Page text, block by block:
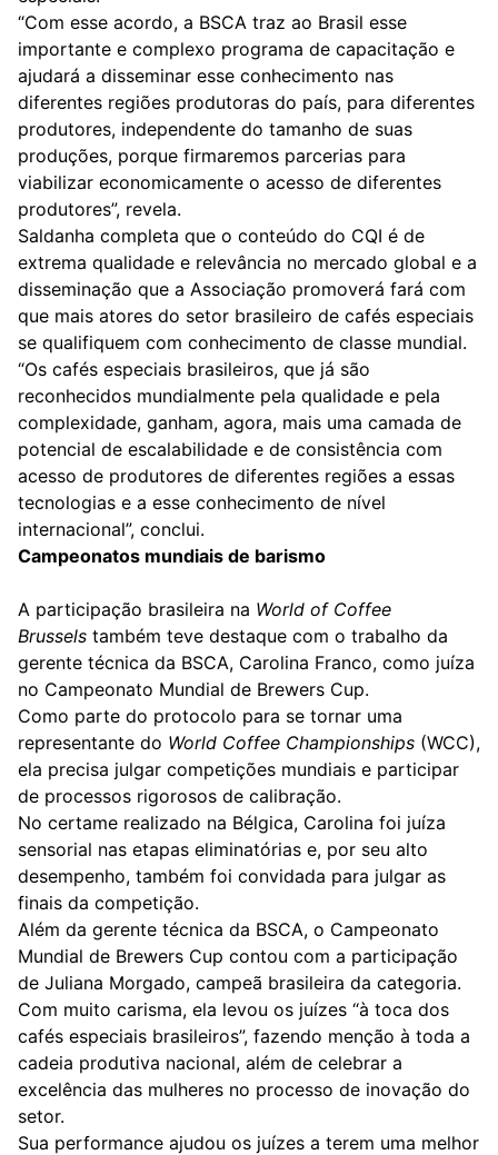
“Com esse acordo, a BSCA traz ao Brasil esse
importante e complexo programa de capacitação e
ajudará a disseminar esse conhecimento nas
diferentes regiões produtoras do país, para diferentes
produtores, independente do tamanho de suas
produções, porque firmaremos parcerias para
viabilizar economicamente o acesso de diferentes
produtores”, revela.
Saldanha completa que o conteúdo do CQI é de
extrema qualidade e relevância no mercado global e a
disseminação que a Associação promoverá fará com
que mais atores do setor brasileiro de cafés especiais
se qualifiquem com conhecimento de classe mundial.
“Os cafés especiais brasileiros, que já são
reconhecidos mundialmente pela qualidade e pela
complexidade, ganham, agora, mais uma camada de
potencial de escalabilidade e de consistência com
acesso de produtores de diferentes regiões a essas
tecnologias e a esse conhecimento de nível
internacional”, conclui.
Campeonatos mundiais de barismo
A participação brasileira na World of Coffee
Brussels também teve destaque com o trabalho da
gerente técnica da BSCA, Carolina Franco, como juíza
no Campeonato Mundial de Brewers Cup.
Como parte do protocolo para se tornar uma
representante do World Coffee Championships (WCC),
ela precisa julgar competições mundiais e participar
de processos rigorosos de calibração.
No certame realizado na Bélgica, Carolina foi juíza
sensorial nas etapas eliminatórias e, por seu alto
desempenho, também foi convidada para julgar as
finais da competição.
Além da gerente técnica da BSCA, o Campeonato
Mundial de Brewers Cup contou com a participação
de Juliana Morgado, campeã brasileira da categoria.
Com muito carisma, ela levou os juízes “à toca dos
cafés especiais brasileiros”, fazendo menção à toda a
cadeia produtiva nacional, além de celebrar a
excelência das mulheres no processo de inovação do
setor.
Sua performance ajudou os juízes a terem uma melhor